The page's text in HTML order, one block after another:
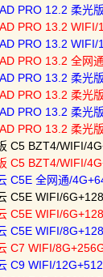
PRO 12.2 柔
PRO 13.2
PRO 13.2
PRO 13.2 全
PRO 13.2 柔
PRO 13.2 柔
PRO 13.2 柔
PRO 13.2 柔
C5 BZT4/WIFI/
C5 BZT4/WIFI/
C5E 全网通/
C5E WIFI/
C5E WIFI/
C5E WIFI/
C7 WIFI/
C9 WIFI/